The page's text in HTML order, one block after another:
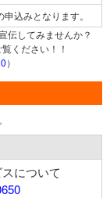
込みとなります。
伝してみませんか？
ください！！
）
について